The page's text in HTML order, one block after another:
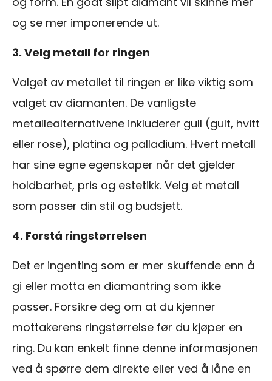
og se mer imponerende ut.
3. Velg metall for ringen
Valget av metallet til ringen er like viktig som
valget av diamanten. De vanligste
metallealternativene inkluderer gull (gult, hvitt
eller rose), platina og palladium. Hvert metall
har sine egne egenskaper når det gjelder
holdbarhet, pris og estetikk. Velg et metall
som passer din stil og budsjett.
4. Forstå ringstørrelsen
Det er ingenting som er mer skuffende enn å
gi eller motta en diamantring som ikke
passer. Forsikre deg om at du kjenner
mottakerens ringstørrelse før du kjøper en
ring. Du kan enkelt finne denne informasjonen
ved å spørre dem direkte eller ved å låne en